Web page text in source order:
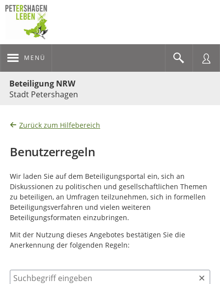
MENÜ
Beteiligung NRW
Stadt Petershagen
Zurück zum Hilfebereich
Benutzerregeln
Wir laden Sie auf dem Beteiligungsportal ein, sich an
Diskussionen zu politischen und gesellschaftlichen Themen
zu beteiligen, an Umfragen teilzunehmen, sich in formellen
Beteiligungsverfahren und vielen weiteren
Beteiligungsformaten einzubringen.
Mit der Nutzung dieses Angebotes bestätigen Sie die
Anerkennung der folgenden Regeln:
Suchbegriff eingeben